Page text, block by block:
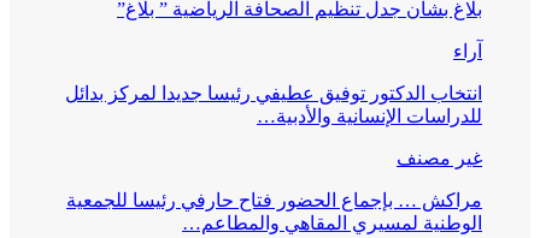
بلاغ بشأن جدل تنظيم الصحافة الرياضية ” بلاغ”
آراء
انتخاب الدكتور توفيق عطيفي رئيسا جديدا لمركز بدائل
للدراسات الإنسانية والأدبية…
غير مصنف
مراكش … بإجماع الحضور فتاح حارفي رئيسا للجمعية
الوطنية لمسيري المقاهي والمطاعم…